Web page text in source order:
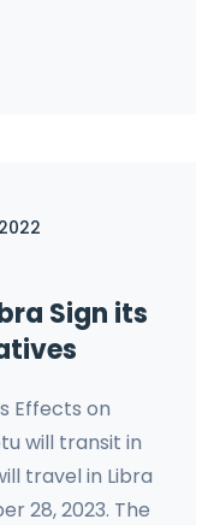
Sign its
Effects on
will transit in
travel in Libra
28, 2023. The